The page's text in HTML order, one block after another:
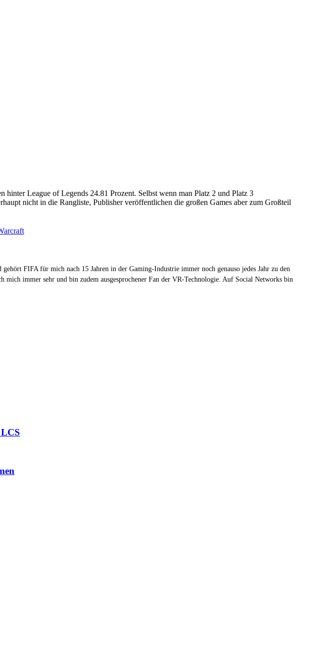
League of Legends 24.81 Prozent. Selbst wenn man Platz 2 und Platz 3
nicht in die Rangliste, Publisher veröffentlichen die großen Games aber zum Großteil
FIFA für mich nach 15 Jahren in der Gaming-Industrie immer noch genauso jedes Jahr zu den
immer sehr und bin zudem ausgesprochener Fan der VR-Technologie. Auf Social Networks bin